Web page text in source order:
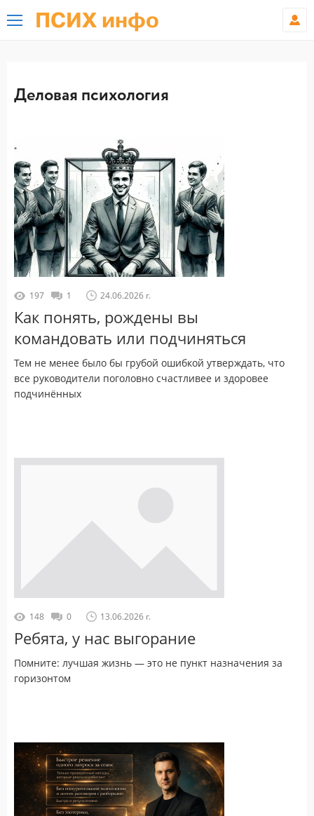
ПСИХ инфо
Деловая психология
197 1 24.06.2026 г.
Как понять, рождены вы
командовать или подчиняться
Тем не менее было бы грубой ошибкой утверждать, что
все руководители поголовно счастливее и здоровее
подчинённых
148 0 13.06.2026 г.
Ребята, у нас выгорание
Помните: лучшая жизнь — это не пункт назначения за
горизонтом